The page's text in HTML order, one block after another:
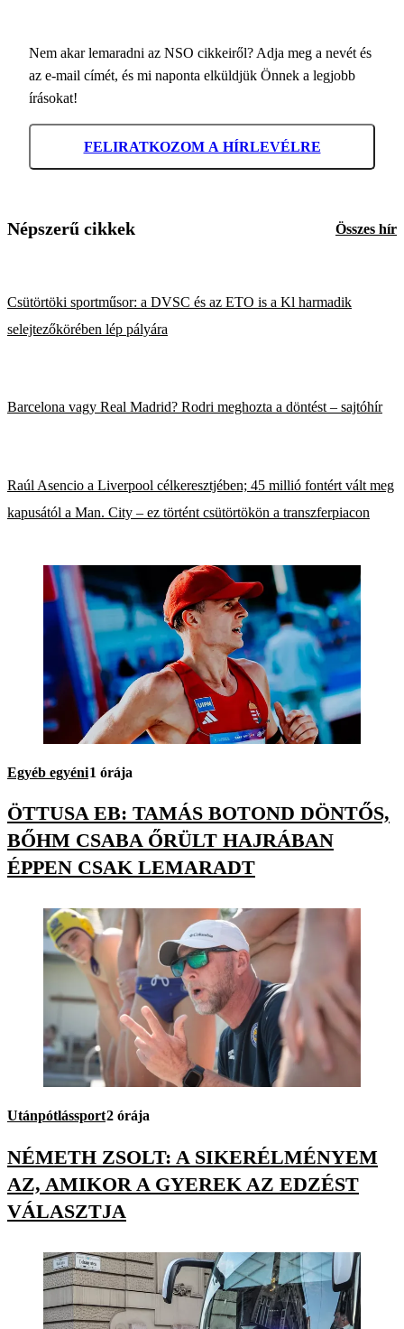
Nem akar lemaradni az NSO cikkeiről? Adja meg a nevét és
az e-mail címét, és mi naponta elküldjük Önnek a legjobb
írásokat!
FELIRATKOZOM A HÍRLEVÉLRE
Népszerű cikkek Összes hír
Csütörtöki sportműsor: a DVSC és az ETO is a Kl harmadik
selejtezőkörében lép pályára
Barcelona vagy Real Madrid? Rodri meghozta a döntést – sajtóhír
Raúl Asencio a Liverpool célkeresztjében; 45 millió fontért vált meg
kapusától a Man. City – ez történt csütörtökön a transzferpiacon
Egyéb egyéni1 órája
ÖTTUSA EB: TAMÁS BOTOND DÖNTŐS,
BŐHM CSABA ŐRÜLT HAJRÁBAN
ÉPPEN CSAK LEMARADT
Utánpótlássport2 órája
NÉMETH ZSOLT: A SIKERÉLMÉNYEM
AZ, AMIKOR A GYEREK AZ EDZÉST
VÁLASZTJA